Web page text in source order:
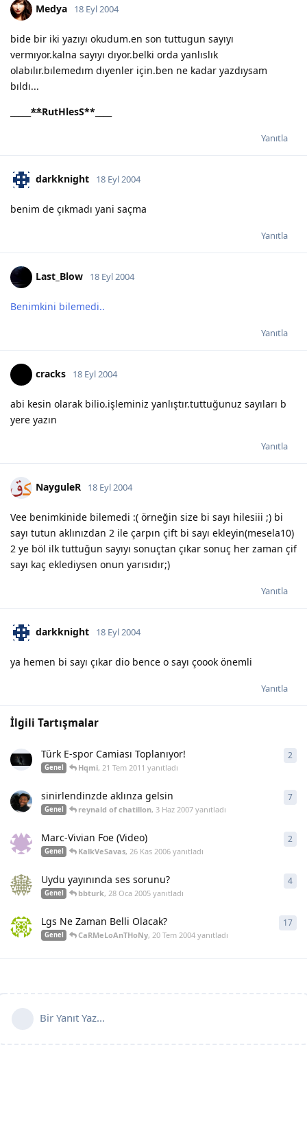
Medya 18 Eyl 2004
bide bir iki yazıyı okudum.en son tuttugun sayıyı
vermıyor.kalna sayıyı dıyor.belki orda yanlıslık
olabılır.bılemedım dıyenler için.ben ne kadar yazdıysam
bıldı...
**RutHlesS**
Yanıtla
darkknight 18 Eyl 2004
benim de çıkmadı yani saçma
Yanıtla
Last_Blow 18 Eyl 2004
Benimkini bilemedi..
Yanıtla
cracks 18 Eyl 2004
abi kesin olarak bilio.işleminiz yanlıştır.tuttuğunuz sayıları b
yere yazın
Yanıtla
NayguleR 18 Eyl 2004
Vee benimkinide bilemedi :( örneğin size bi sayı hilesiii ;) bi
sayı tutun aklınızdan 2 ile çarpın çift bi sayı ekleyin(mesela10)
2 ye böl ilk tuttuğun sayıyı sonuçtan çıkar sonuç her zaman çif
sayı kaç eklediysen onun yarısıdır;)
Yanıtla
darkknight 18 Eyl 2004
ya hemen bi sayı çıkar dio bence o sayı çoook önemli
Yanıtla
İlgili Tartışmalar
Türk E-spor Camiası Toplanıyor!
Genel Hqmi,21 Tem 2011 yanıtladı
2
sinirlendinzde aklınza gelsin
Genel reynald of chatillon,3 Haz 2007 yanıtladı
7
Marc-Vivian Foe (Video)
Genel KalkVeSavas,26 Kas 2006 yanıtladı
2
Uydu yayınında ses sorunu?
Genel bbturk,28 Oca 2005 yanıtladı
4
Lgs Ne Zaman Belli Olacak?
Genel CaRMeLoAnTHoNy,20 Tem 2004 yanıtladı
17
Bir Yanıt Yaz...